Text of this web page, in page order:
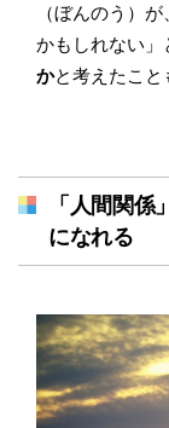
（ぼんのう）
かもしれない」
かと考えたこと
「人間関
になれる